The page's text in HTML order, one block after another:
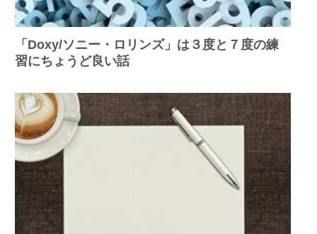
「Doxy/ソニー・ロリンズ」は３度と７度の練
習にちょうど良い話